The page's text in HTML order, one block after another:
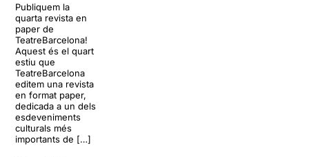
Publiquem la
quarta revista en
paper de
TeatreBarcelona!
Aquest és el quart
estiu que
TeatreBarcelona
editem una revista
en format paper,
dedicada a un dels
esdeveniments
culturals més
importants de […]